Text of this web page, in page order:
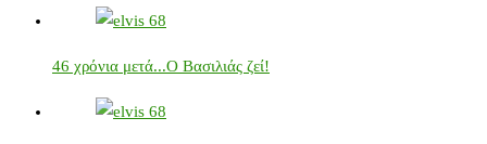
46 χρόνια μετά...Ο Βασιλιάς ζεί!